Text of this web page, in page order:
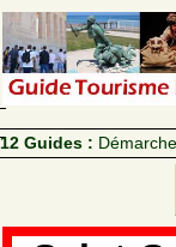
12 Guides :